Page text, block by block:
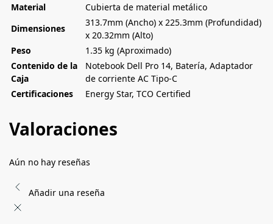
Material
Cubierta de material metálico
Dimensiones
313.7mm (Ancho) x 225.3mm (Profundidad)
x 20.32mm (Alto)
Peso
1.35 kg (Aproximado)
Contenido de la
Caja
Notebook Dell Pro 14, Batería, Adaptador
de corriente AC Tipo-C
Certificaciones
Energy Star, TCO Certified
Valoraciones
Aún no hay reseñas
Añadir una reseña